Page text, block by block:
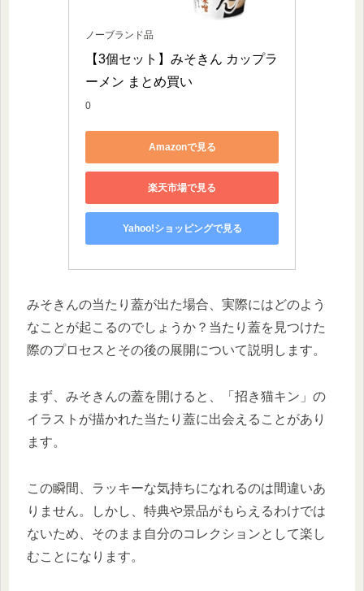
ノーブランド品
【3個セット】みそきん カップラ
ーメン まとめ買い
0
Amazonで見る
楽天市場で見る
Yahoo!ショッピングで見る
みそきんの当たり蓋が出た場合、実際にはどのよう
なことが起こるのでしょうか？当たり蓋を見つけた
際のプロセスとその後の展開について説明します。
まず、みそきんの蓋を開けると、「招き猫キン」の
イラストが描かれた当たり蓋に出会えることがあり
ます。
この瞬間、ラッキーな気持ちになれるのは間違いあ
りません。しかし、特典や景品がもらえるわけでは
ないため、そのまま自分のコレクションとして楽し
むことになります。